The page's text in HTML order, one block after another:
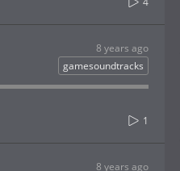
8 years ago
gamesoundtracks
1
8 years ago